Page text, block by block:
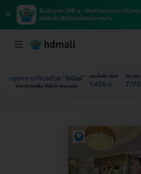
×
รับส่วนลด 200 บ. เพียงโหลดแอป
พร้อมรับสิทธิประโยชน์มากมาย